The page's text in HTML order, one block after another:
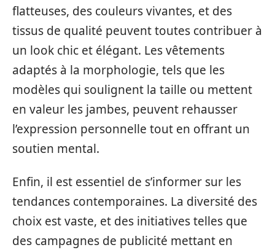
flatteuses, des couleurs vivantes, et des
tissus de qualité peuvent toutes contribuer à
un look chic et élégant. Les vêtements
adaptés à la morphologie, tels que les
modèles qui soulignent la taille ou mettent
en valeur les jambes, peuvent rehausser
l’expression personnelle tout en offrant un
soutien mental.
Enfin, il est essentiel de s’informer sur les
tendances contemporaines. La diversité des
choix est vaste, et des initiatives telles que
des campagnes de publicité mettant en